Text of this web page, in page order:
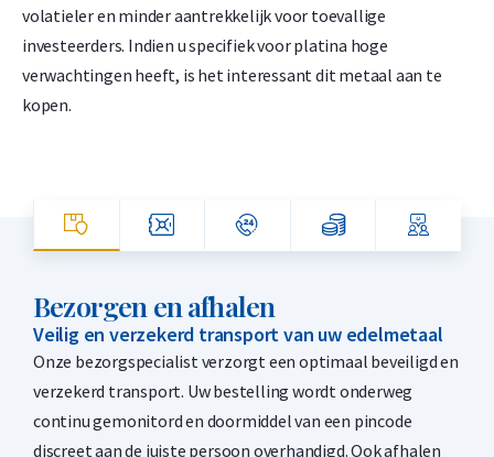
volatieler en minder aantrekkelijk voor toevallige
investeerders. Indien u specifiek voor platina hoge
verwachtingen heeft, is het interessant dit metaal aan te
kopen.
Bezorgen en afhalen
Veilig en verzekerd transport van uw edelmetaal
Onze bezorgspecialist verzorgt een optimaal beveiligd en
verzekerd transport. Uw bestelling wordt onderweg
continu gemonitord en doormiddel van een pincode
discreet aan de juiste persoon overhandigd. Ook afhalen